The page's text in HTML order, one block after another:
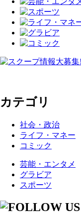
カテゴリ
社会・政治
ライフ・マネー
コミック
芸能・エンタメ
グラビア
スポーツ